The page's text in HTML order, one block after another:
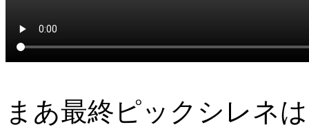
まあ最終ピックシレネ